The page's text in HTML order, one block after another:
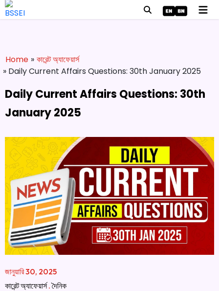
Home » কারেন্ট অ্যাফেয়ার্স
» Daily Current Affairs Questions: 30th January 2025
Daily Current Affairs Questions: 30th
January 2025
জানুয়ারি 30, 2025
কারেন্ট অ্যাফেয়ার্স.দৈনিক